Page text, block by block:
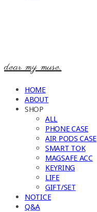
dear my muse.
HOME
ABOUT
SHOP
ALL
PHONE CASE
AIR PODS CASE
SMART TOK
MAGSAFE ACC
KEYRING
LIFE
GIFT/SET
NOTICE
Q&A